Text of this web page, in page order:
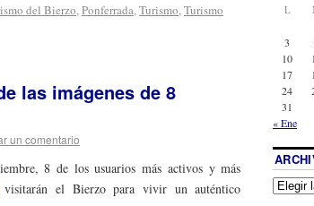
del Bierzo,Ponferrada,Turismo,Turismo
las imágenes de 8
un comentario
8 de los usuarios más activos y más
el Bierzo para vivir un auténtico
L
3
10
17
24
31
« Ene